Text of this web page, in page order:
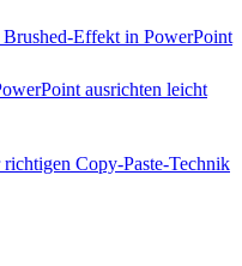
Effekt in PowerPoint
ausrichten leicht
Copy-Paste-Technik